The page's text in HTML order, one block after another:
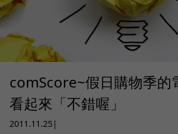
comScore~假日購物季的
看起來「不錯喔」
2011.11.25 |